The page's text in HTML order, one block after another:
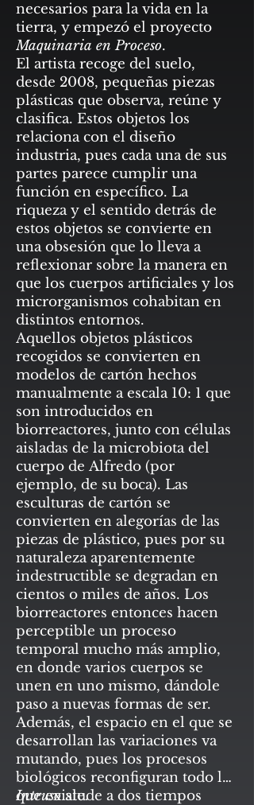
necesarios para la vida en la
tierra, y empezó el proyecto
Maquinaria en Proceso.
El artista recoge del suelo,
desde 2008, pequeñas piezas
plásticas que observa, reúne y
clasifica. Estos objetos los
relaciona con el diseño
industria, pues cada una de sus
partes parece cumplir una
función en específico. La
riqueza y el sentido detrás de
estos objetos se convierte en
una obsesión que lo lleva a
reflexionar sobre la manera en
que los cuerpos artificiales y los
microrganismos cohabitan en
distintos entornos.
Aquellos objetos plásticos
recogidos se convierten en
modelos de cartón hechos
manualmente a escala 10: 1 que
son introducidos en
biorreactores, junto con células
aisladas de la microbiota del
cuerpo de Alfredo (por
ejemplo, de su boca). Las
esculturas de cartón se
convierten en alegorías de las
piezas de plástico, pues por su
naturaleza aparentemente
indestructible se degradan en
cientos o miles de años. Los
biorreactores entonces hacen
perceptible un proceso
temporal mucho más amplio,
en donde varios cuerpos se
unen en uno mismo, dándole
paso a nuevas formas de ser.
Además, el espacio en el que se
desarrollan las variaciones va
mutando, pues los procesos
biológicos reconfiguran todo lo
que existe.
Intrusoalude a dos tiempos